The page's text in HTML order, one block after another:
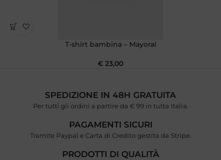
T-shirt bambina – Mayoral
€ 23,00
SPEDIZIONE IN 48H GRATUITA
Per tutti gli ordini a partire da € 99 in tutta Italia.
PAGAMENTI SICURI
Tramite Paypal e Carta di Credito gestita da Stripe.
PRODOTTI DI QUALITÀ